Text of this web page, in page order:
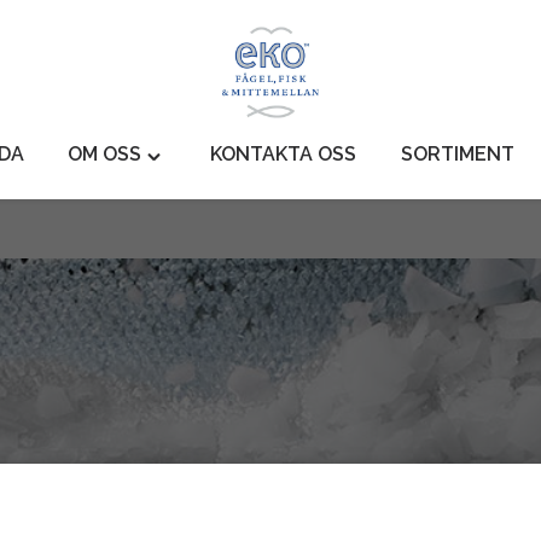
OM OSS
Toggle
"Om
menu
KONTAKTA OSS SORTIMENT